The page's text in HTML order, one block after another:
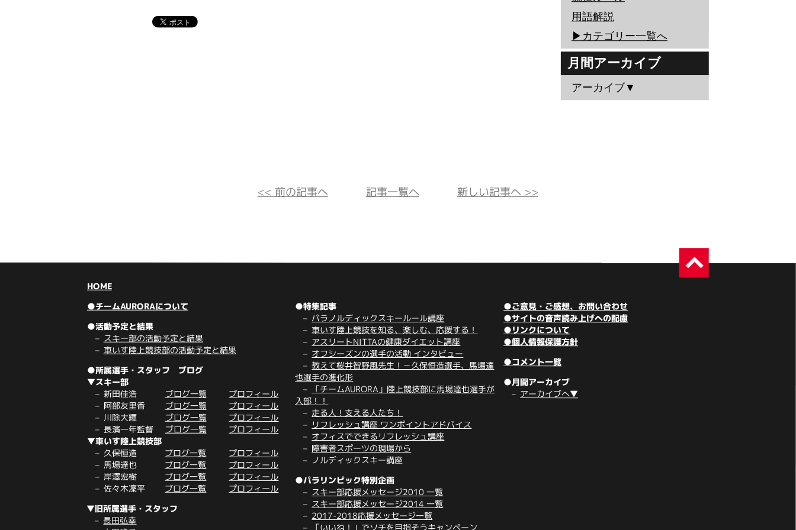
用語解説
▶︎カテゴリー一覧へ
月間アーカイブ
アーカイブ▼
<< 前の記事へ 記事一覧へ 新しい記事へ >>
HOME
●チームAURORAについて
●活動予定と結果
スキー部の活動予定と結果
車いす陸上競技部の活動予定と結果
●所属選手・スタッフ ブログ
▼スキー部
新田佳浩 ブログ一覧 プロフィール
阿部友里香 ブログ一覧 プロフィール
川除大輝 ブログ一覧
プロフィール
長濱一年監督
ブログ一覧 プロフィール
▼車いす陸上競技部
久保恒造 ブログ一覧 プロフィール
馬場達也 ブログ一覧 プロフィール
岸澤宏樹 ブログ一覧 プロフィール
佐々木凜平 ブログ一覧 プロフィール
▼旧所属選手・スタッフ
長田弘幸
●特集記事
パラノルディックスキールール講座
車いす陸上競技を知る、楽しむ、応援する！
アスリートNITTAの健康ダイエット講座
オフシーズンの選手の活動 インタビュー
教えて桜井智野風先生！－久保恒造選手、馬場達
也選手の進化形
「チームAURORA」陸上競技部に馬場達也選手が
入部！！
走る人！支える人たち！
リフレッシュ講座 ワンポイントアドバイス
オフィスでできるリフレッシュ講座
障害者スポーツの現場から
ノルディックスキー講座
●パラリンピック特別企画
スキー部応援メッセージ2010 一覧
スキー部応援メッセージ2014 一覧
2017-2018応援メッセージ一覧
「いいね！」でソチを目指そうキャンペーン
●ご意見・ご感想、お問い合わせ
●サイトの音声読み上げへの配慮
●リンクについて
●個人情報保護方針
●コメント一覧
●月間アーカイブ
アーカイブへ▼